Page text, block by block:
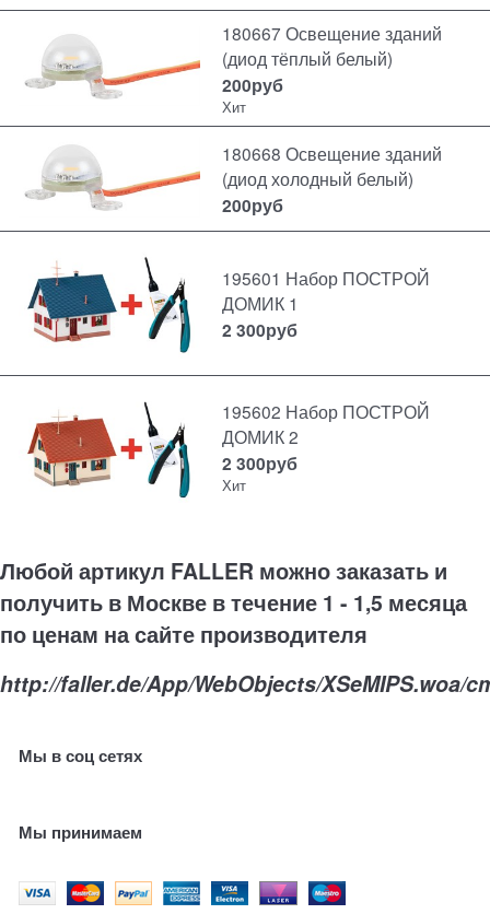
180667 Освещение зданий
(диод тёплый белый)
200руб
Хит
180668 Освещение зданий
(диод холодный белый)
200руб
195601 Набор ПОСТРОЙ
ДОМИК 1
2 300руб
195602 Набор ПОСТРОЙ
ДОМИК 2
2 300руб
Хит
Любой артикул FALLER можно заказать и
получить в Москве в течение 1 - 1,5 месяца
по ценам на сайте производителя
http://faller.de/App/WebObjects/XSeMIPS.woa/
Мы в соц сетях
Мы принимаем